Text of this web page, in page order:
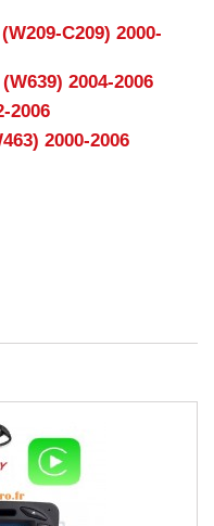
C209) 2000-
2004-2006
2006
2000-2006